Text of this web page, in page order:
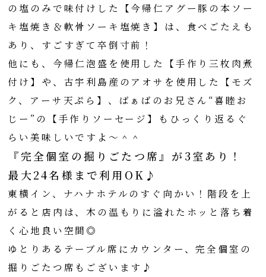
の塩のみで味付けした【今帰仁アグー豚の本ソー
キ塩焼き＆軟骨ソーキ塩焼き】は、食べごたえも
あり、すごすぎて卒倒寸前！
他にも、今帰仁泡盛を使用した【手作り三枚肉煮
付け】や、古宇利島産のアオサを使用した【モズ
ク、アーサ天ぷら】、ばぁばのお兄さん“喜睦お
じー”の【手作りソーセージ】もひっくり返るぐ
らい美味しいですよ～＾＾
『完全個室の掘りごたつ席』が3室あり！
最大24名様まで利用OK♪
東横イン、ナハナホテルのすぐ向かい！階段を上
がると店内は、木の温もりに溢れたホッと落ち着
く心地良い空間◎
ゆとりあるテーブル席にカウンター、完全個室の
掘りごたつ席もございます♪